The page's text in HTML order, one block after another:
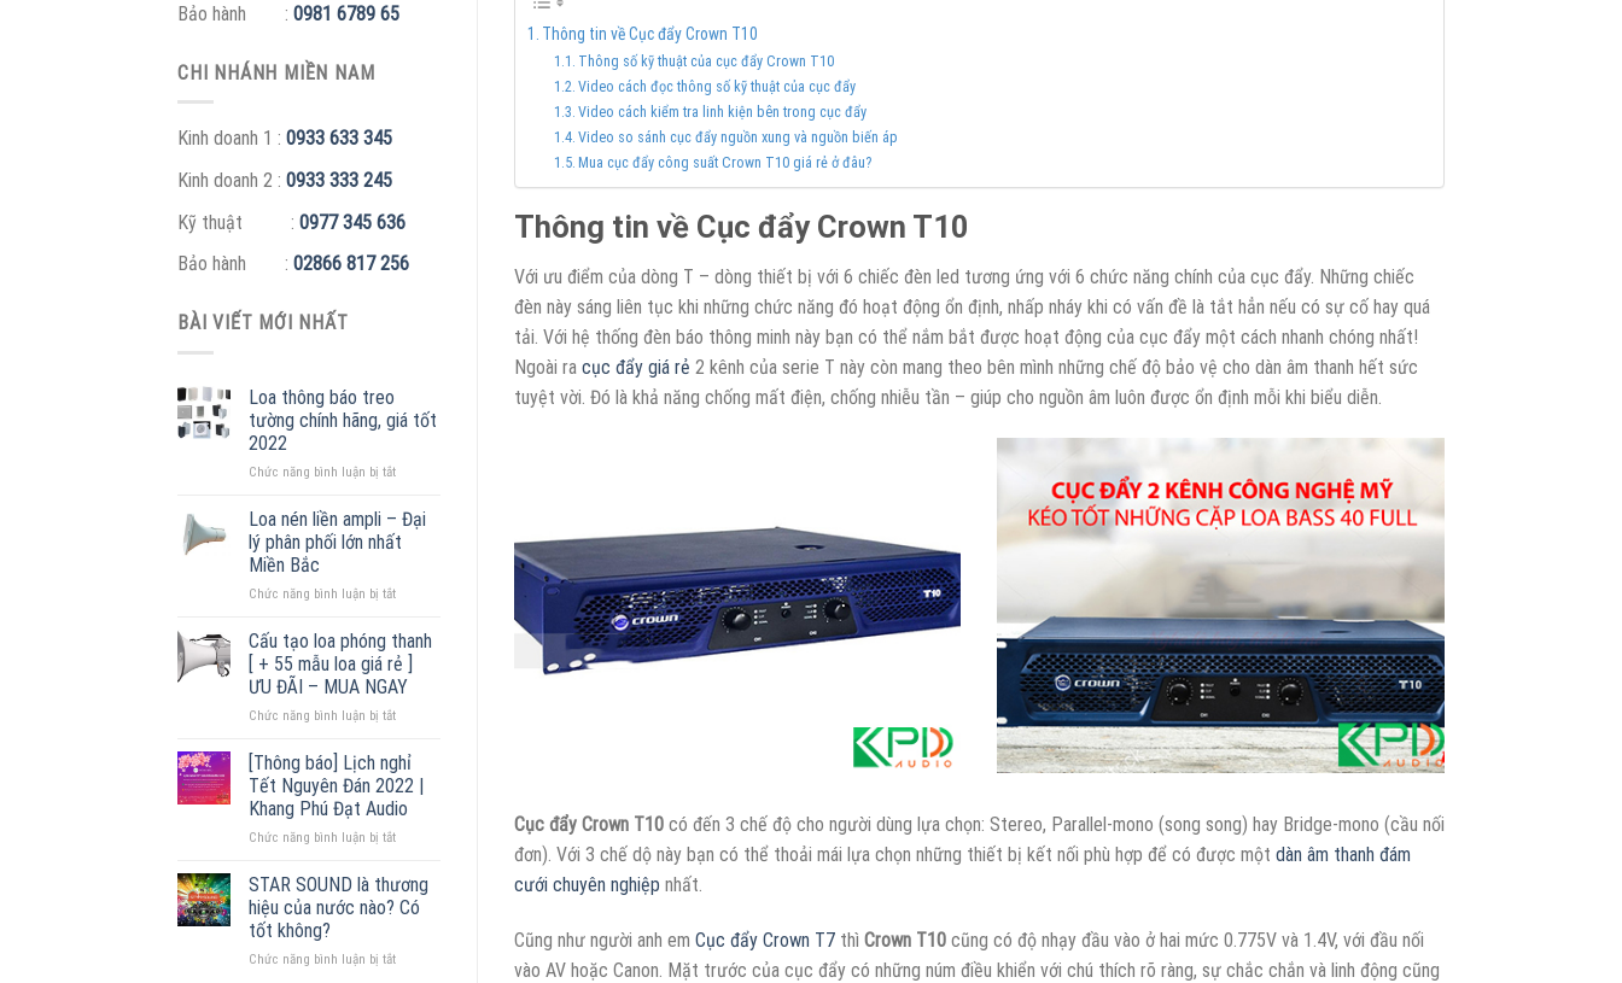
Bảo hành : 0981 6789 65
CHI NHÁNH MIỀN NAM
Kinh doanh 1 : 0933 633 345
Kinh doanh 2 : 0933 333 245
Kỹ thuật : 0977 345 636
Bảo hành : 02866 817 256
BÀI VIẾT MỚI NHẤT
Loa thông báo treo
tường chính hãng, giá tốt
2022
Chức năng bình luận bị tắtở
thông
báo
treo
chính
giá
tốt
2022
Loa nén liền ampli – Đại
lý phân phối lớn nhất
Miền Bắc
Chức năng bình luận bị tắtở
nén
liền
ampli
–
Đại
phân
phối
lớn
nhất
Miền
Cấu tạo loa phóng thanh
[ + 55 mẫu loa giá rẻ ]
ƯU ĐÃI – MUA NGAY
Chức năng bình luận bị tắtở
tạo
loa
phóng
thanh
[
55
mẫu
loa
rẻ
[Thông báo] Lịch nghỉ
Tết Nguyên Đán 2022 |
Khang Phú Đạt Audio
Chức năng bình luận bị tắtở
báo]
Lịch
nghỉ
Nguyên
STAR SOUND là thương
hiệu của nước nào? Có
tốt không?
Chức năng bình luận bị tắtở
Thông tin về Cục đẩy Crown T10
Thông số kỹ thuật của cục đẩy Crown T10
Video cách đọc thông số kỹ thuật của cục đẩy
Video cách kiểm tra linh kiện bên trong cục đẩy
Video so sánh cục đẩy nguồn xung và nguồn biến áp
Mua cục đẩy công suất Crown T10 giá rẻ ở đâu?
Thông tin về Cục đẩy Crown T10
Với ưu điểm của dòng T – dòng thiết bị với 6 chiếc đèn led tương ứng với 6 chức năng chính của cục đẩy. Những chiếc
đèn này sáng liên tục khi những chức năng đó hoạt động ổn định, nhấp nháy khi có vấn đề là tắt hẳn nếu có sự cố hay quá
tải. Với hệ thống đèn báo thông minh này bạn có thể nắm bắt được hoạt động của cục đẩy một cách nhanh chóng nhất!
Ngoài ra cục đẩy giá rẻ 2 kênh của serie T này còn mang theo bên mình những chế độ bảo vệ cho dàn âm thanh hết sức
tuyệt vời. Đó là khả năng chống mất điện, chống nhiễu tần – giúp cho nguồn âm luôn được ổn định mỗi khi biểu diễn.
Cục đẩy Crown T10có đến 3 chế độ cho người dùng lựa chọn: Stereo, Parallel-mono (song song) hay Bridge-mono (cầu nối
đơn). Với 3 chế dộ này bạn có thể thoải mái lựa chọn những thiết bị kết nối phù hợp để có được một dàn âm thanh đám
cưới chuyên nghiệp nhất.
Cũng như người anh em Cục đẩy Crown T7thì Crown T10cũng có độ nhạy đầu vào ở hai mức 0.775V và 1.4V, với đầu nối
vào AV hoặc Canon. Mặt trước của cục đẩy có những núm điều khiển với chú thích rõ ràng, sự chắc chắn và linh động cũng